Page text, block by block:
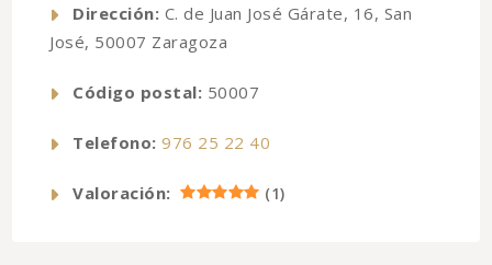
Dirección: C. de Juan José Gárate, 16, San
José, 50007 Zaragoza
Código postal: 50007
Telefono: 976 25 22 40
Valoración: (1)